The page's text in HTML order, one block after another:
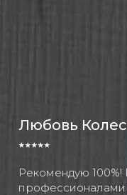
Любовь
⭑⭑⭑⭑⭑
Рекомендую
профессионалами